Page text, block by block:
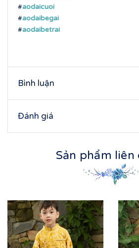
#aodaicuoi
#aodaibegai
#aodaibetrai
Bình luận
Đánh giá
Sản phẩm liên